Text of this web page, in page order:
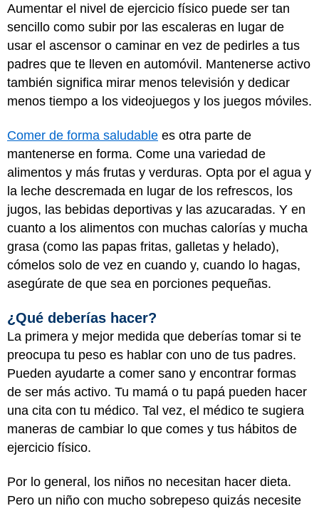
Aumentar el nivel de ejercicio físico puede ser tan
sencillo como subir por las escaleras en lugar de
usar el ascensor o caminar en vez de pedirles a tus
padres que te lleven en automóvil. Mantenerse activo
también significa mirar menos televisión y dedicar
menos tiempo a los videojuegos y los juegos móviles.
Comer de forma saludable es otra parte de
mantenerse en forma. Come una variedad de
alimentos y más frutas y verduras. Opta por el agua y
la leche descremada en lugar de los refrescos, los
jugos, las bebidas deportivas y las azucaradas. Y en
cuanto a los alimentos con muchas calorías y mucha
grasa (como las papas fritas, galletas y helado),
cómelos solo de vez en cuando y, cuando lo hagas,
asegúrate de que sea en porciones pequeñas.
¿Qué deberías hacer?
La primera y mejor medida que deberías tomar si te
preocupa tu peso es hablar con uno de tus padres.
Pueden ayudarte a comer sano y encontrar formas
de ser más activo. Tu mamá o tu papá pueden hacer
una cita con tu médico. Tal vez, el médico te sugiera
maneras de cambiar lo que comes y tus hábitos de
ejercicio físico.
Por lo general, los niños no necesitan hacer dieta.
Pero un niño con mucho sobrepeso quizás necesite